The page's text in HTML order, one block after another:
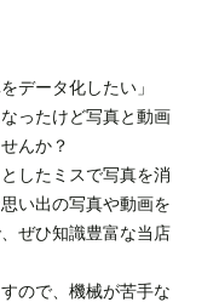
データ化したい」
ったけど写真と動画
んか？
したミスで写真を消
い出の写真や動画を
ぜひ知識豊富な当店
ので、機械が苦手な